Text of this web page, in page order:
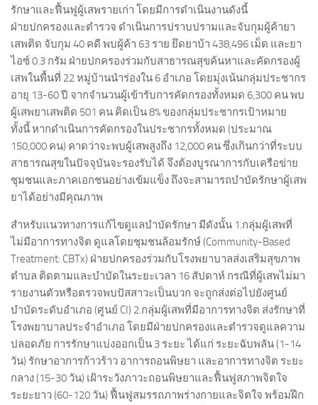
รักษาและฟื้นฟูผู้เสพรายเก่า โดยมีการดำเนินงานดังนี้
ฝ่ายปกครองและตำรวจ ดำเนินการปราบปรามและจับกุมผู้ค้ายา
เสพติด จับกุม 40 คดี พบผู้ค้า 63 ราย ยึดยาบ้า 438,496 เม็ด และยา
ไอซ์ 0.3 กรัม ฝ่ายปกครองร่วมกับสาธารณสุขค้นหาและคัดกรองผู้
เสพในพื้นที่ 22 หมู่บ้านนำร่องใน 6 อำเภอ โดยมุ่งเน้นกลุ่มประชากร
อายุ 13-60 ปี จากจำนวนผู้เข้ารับการคัดกรองทั้งหมด 6,300 คน พบ
ผู้เสพยาเสพติด 501 คน คิดเป็น 8% ของกลุ่มประชากรเป้าหมาย
ทั้งนี้ หากดำเนินการคัดกรองในประชากรทั้งหมด (ประมาณ
150,000 คน) คาดว่าจะพบผู้เสพสูงถึง 12,000 คน ซึ่งเกินกว่าที่ระบบ
สาธารณสุขในปัจจุบันจะรองรับได้ จึงต้องบูรณาการกับเครือข่าย
ชุมชนและภาคเอกชนอย่างเข้มแข็ง ถึงจะสามารถบำบัดรักษาผู้เสพ
ยาได้อย่างมีคุณภาพ
สำหรับแนวทางการแก้ไขดูแลบำบัดรักษา มีดังนั้น 1.กลุ่มผู้เสพที่
ไม่มีอาการทางจิต ดูแลโดยชุมชนล้อมรักษ์ (Community-Based
Treatment: CBTx) ฝ่ายปกครองร่วมกับโรงพยาบาลส่งเสริมสุขภาพ
ตำบล ติดตามและบำบัดในระยะเวลา 16 สัปดาห์ กรณีที่ผู้เสพไม่มา
รายงานตัวหรือตรวจพบปัสสาวะเป็นบวก จะถูกส่งต่อไปยังศูนย์
บำบัดระดับอำเภอ (ศูนย์ CI) 2.กลุ่มผู้เสพที่มีอาการทางจิต ส่งรักษาที่
โรงพยาบาลประจำอำเภอ โดยมีฝ่ายปกครองและตำรวจดูแลความ
ปลอดภัย การรักษาแบ่งออกเป็น 3 ระยะ ได้แก่ ระยะฉับพลัน (1-14
วัน) รักษาอาการก้าวร้าว อาการถอนพิษยา และอาการทางจิต ระยะ
กลาง (15-30 วัน) เฝ้าระวังภาวะถอนพิษยาและฟื้นฟูสภาพจิตใจ
ระยะยาว (60-120 วัน) ฟื้นฟูสมรรถภาพร่างกายและจิตใจ พร้อมฝึก